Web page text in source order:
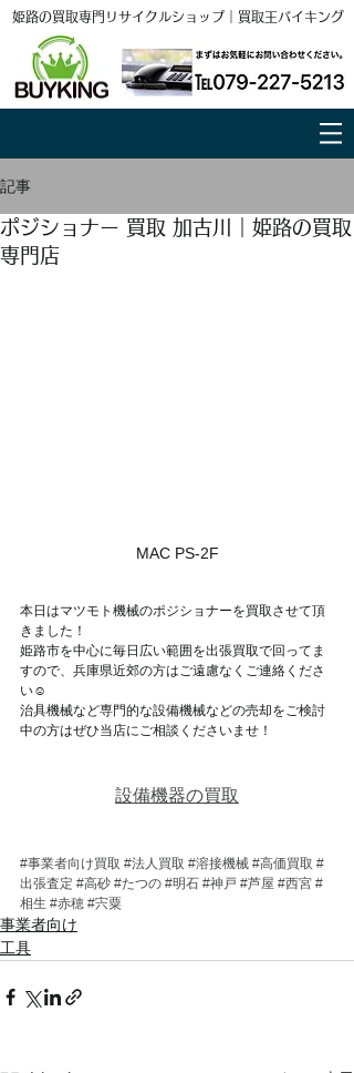
姫路の買取専門リサイクルショップ｜買取王バイキング
記事
ポジショナー 買取 加古川｜姫路の買取
専門店
MAC PS-2F
本日はマツモト機械のポジショナーを買取させて頂
きました！
姫路市を中心に毎日広い範囲を出張買取で回ってま
すので、兵庫県近郊の方はご遠慮なくご連絡くださ
い☺
治具機械など専門的な設備機械などの売却をご検討
中の方はぜひ当店にご相談くださいませ！
設備機器の買取
#事業者向け買取 #法人買取 #溶接機械 #高価買取 #
出張査定 #高砂 #たつの #明石 #神戸 #芦屋 #西宮 #
相生 #赤穂 #宍粟
事業者向け
工具